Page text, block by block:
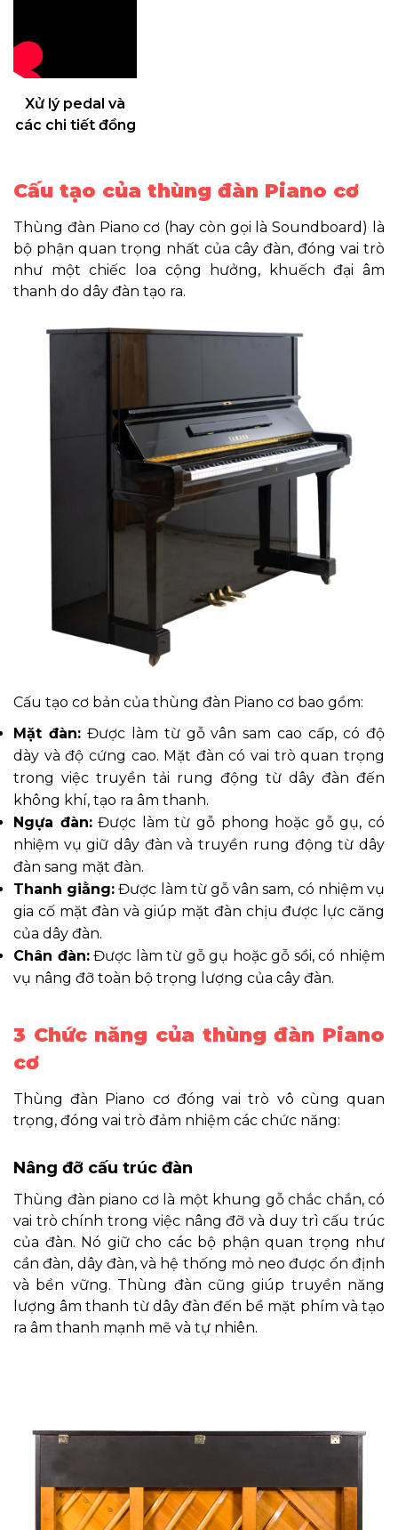
Xử lý pedal và
các chi tiết đồng
Cấu tạo của thùng đàn Piano cơ
Thùng đàn Piano cơ (hay còn gọi là Soundboard) là
bộ phận quan trọng nhất của cây đàn, đóng vai trò
như một chiếc loa cộng hưởng, khuếch đại âm
thanh do dây đàn tạo ra.
Cấu tạo cơ bản của thùng đàn Piano cơ bao gồm:
Mặt đàn:Được làm từ gỗ vân sam cao cấp, có độ
dày và độ cứng cao. Mặt đàn có vai trò quan trọng
trong việc truyền tải rung động từ dây đàn đến
không khí, tạo ra âm thanh.
Ngựa đàn:Được làm từ gỗ phong hoặc gỗ gụ, có
nhiệm vụ giữ dây đàn và truyền rung động từ dây
đàn sang mặt đàn.
Thanh giằng: Được làm từ gỗ vân sam, có nhiệm vụ
gia cố mặt đàn và giúp mặt đàn chịu được lực căng
của dây đàn.
Chân đàn:Được làm từ gỗ gụ hoặc gỗ sồi, có nhiệm
vụ nâng đỡ toàn bộ trọng lượng của cây đàn.
3 Chức năng của thùng đàn Piano
cơ
Thùng đàn Piano cơ đóng vai trò vô cùng quan
trọng, đóng vai trò đảm nhiệm các chức năng:
Nâng đỡ cấu trúc đàn
Thùng đàn piano cơ là một khung gỗ chắc chắn, có
vai trò chính trong việc nâng đỡ và duy trì cấu trúc
của đàn. Nó giữ cho các bộ phận quan trọng như
cần đàn, dây đàn, và hệ thống mỏ neo được ổn định
và bền vững. Thùng đàn cũng giúp truyền năng
lượng âm thanh từ dây đàn đến bề mặt phím và tạo
ra âm thanh mạnh mẽ và tự nhiên.